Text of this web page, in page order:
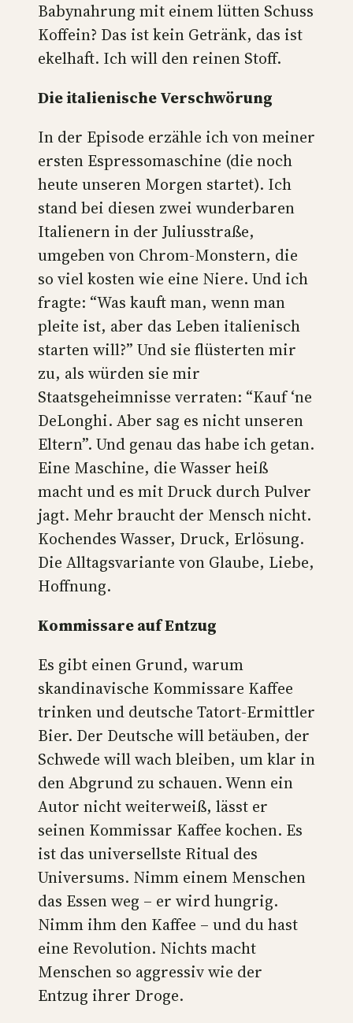
Babynahrung mit einem lütten Schuss
Koffein? Das ist kein Getränk, das ist
ekelhaft. Ich will den reinen Stoff.
Die italienische Verschwörung
In der Episode erzähle ich von meiner
ersten Espressomaschine (die noch
heute unseren Morgen startet). Ich
stand bei diesen zwei wunderbaren
Italienern in der Juliusstraße,
umgeben von Chrom-Monstern, die
so viel kosten wie eine Niere. Und ich
fragte: “Was kauft man, wenn man
pleite ist, aber das Leben italienisch
starten will?” Und sie flüsterten mir
zu, als würden sie mir
Staatsgeheimnisse verraten: “Kauf ‘ne
DeLonghi. Aber sag es nicht unseren
Eltern”. Und genau das habe ich getan.
Eine Maschine, die Wasser heiß
macht und es mit Druck durch Pulver
jagt. Mehr braucht der Mensch nicht.
Kochendes Wasser, Druck, Erlösung.
Die Alltagsvariante von Glaube, Liebe,
Hoffnung.
Kommissare auf Entzug
Es gibt einen Grund, warum
skandinavische Kommissare Kaffee
trinken und deutsche Tatort-Ermittler
Bier. Der Deutsche will betäuben, der
Schwede will wach bleiben, um klar in
den Abgrund zu schauen. Wenn ein
Autor nicht weiterweiß, lässt er
seinen Kommissar Kaffee kochen. Es
ist das universellste Ritual des
Universums. Nimm einem Menschen
das Essen weg – er wird hungrig.
Nimm ihm den Kaffee – und du hast
eine Revolution. Nichts macht
Menschen so aggressiv wie der
Entzug ihrer Droge.